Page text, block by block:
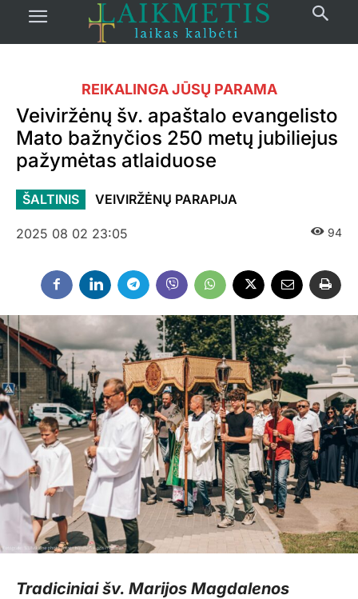
REIKALINGA JŪSŲ PARAMA
Veiviržėnų šv. apaštalo evangelisto
Mato bažnyčios 250 metų jubiliejus
pažymėtas atlaiduose
ŠALTINIS VEIVIRŽĖNŲ PARAPIJA
2025 08 02 23:05 94
Tradiciniai šv. Marijos Magdalenos